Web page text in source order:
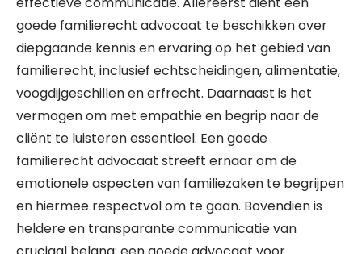
goede familierecht advocaat te beschikken over
diepgaande kennis en ervaring op het gebied van
familierecht, inclusief echtscheidingen, alimentatie,
voogdijgeschillen en erfrecht. Daarnaast is het
vermogen om met empathie en begrip naar de
cliënt te luisteren essentieel. Een goede
familierecht advocaat streeft ernaar om de
emotionele aspecten van familiezaken te begrijpen
en hiermee respectvol om te gaan. Bovendien is
heldere en transparante communicatie van